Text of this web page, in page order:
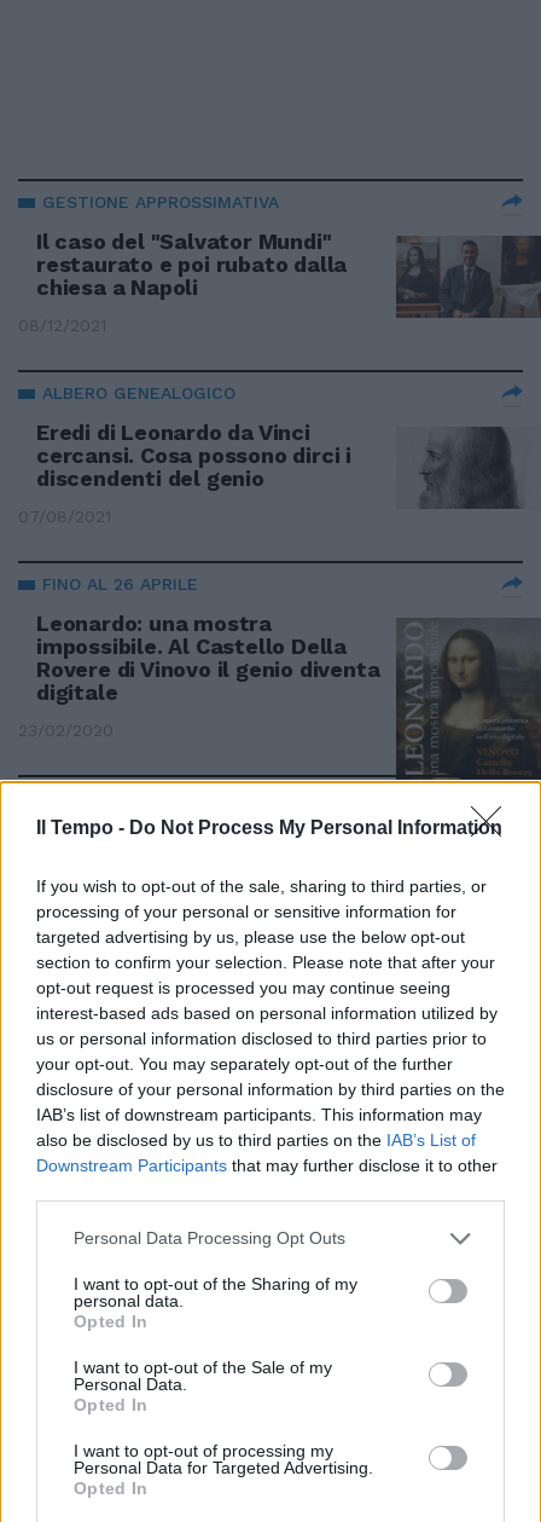
Il Tempo - Do Not Process My Personal Information
If you wish to opt-out of the sale, sharing to third parties, or
processing of your personal or sensitive information for
targeted advertising by us, please use the below opt-out
section to confirm your selection. Please note that after your
opt-out request is processed you may continue seeing
interest-based ads based on personal information utilized by
us or personal information disclosed to third parties prior to
your opt-out. You may separately opt-out of the further
disclosure of your personal information by third parties on the
IAB’s list of downstream participants. This information may
also be disclosed by us to third parties on the IAB’s List of
Downstream Participants that may further disclose it to other
Personal Data Processing Opt Outs
I want to opt-out of the Sharing of my
personal data.
Opted In
I want to opt-out of the Sale of my
Personal Data.
Opted In
I want to opt-out of processing my
Personal Data for Targeted Advertising.
Opted In
GESTIONE APPROSSIMATIVA
Il caso del "Salvator Mundi"
restaurato e poi rubato dalla
chiesa a Napoli
08/12/2021
ALBERO GENEALOGICO
Eredi di Leonardo da Vinci
cercansi. Cosa possono dirci i
discendenti del genio
07/08/2021
FINO AL 26 APRILE
Leonardo: una mostra
impossibile. Al Castello Della
Rovere di Vinovo il genio diventa
digitale
23/02/2020
Il Tar del Veneto ha autorizzato
Vitruviano
19/10/2019
CULTURA IN VACANZA
A "Cinecittà World" con Dante,
Leonardo Da Vinci e D'Annunzio
18/08/2019
ULTRATECNOLOGICO
Ecco "Volarium". A Cinecittà
L'EVENTO
Genio & Impresa, nell’anno
leonardiano Firenze fa asse con
Milano
25/04/2019